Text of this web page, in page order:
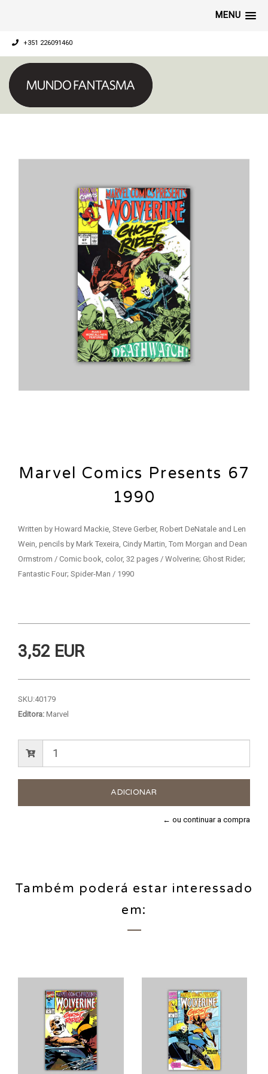
MENU
+351 226091460
Marvel Comics Presents 67
1990
Written by Howard Mackie, Steve Gerber, Robert DeNatale and Len
Wein, pencils by Mark Texeira, Cindy Martin, Tom Morgan and Dean
Ormstrom / Comic book, color, 32 pages / Wolverine; Ghost Rider;
Fantastic Four; Spider-Man / 1990
3,52 EUR
SKU:40179
Editora: Marvel
← ou continuar a compra
Também poderá estar interessado
em: